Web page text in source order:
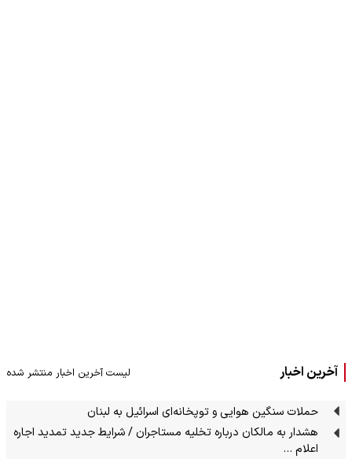
آخرین اخبار لیست آخرین اخبار منتشر شده
حملات سنگین هوایی و توپخانه‌ای اسرائیل به لبنان
هشدار به مالکان درباره تخلیه مستاجران / شرایط جدید تمدید اجاره
اعلام …